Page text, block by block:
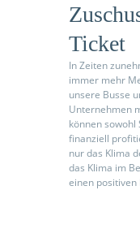
Ticket
In Zeiten
immer mehr
unsere Busse
Un­ter­neh­men
können sowohl
finanziell
nur das Klima
das Klima im
einen